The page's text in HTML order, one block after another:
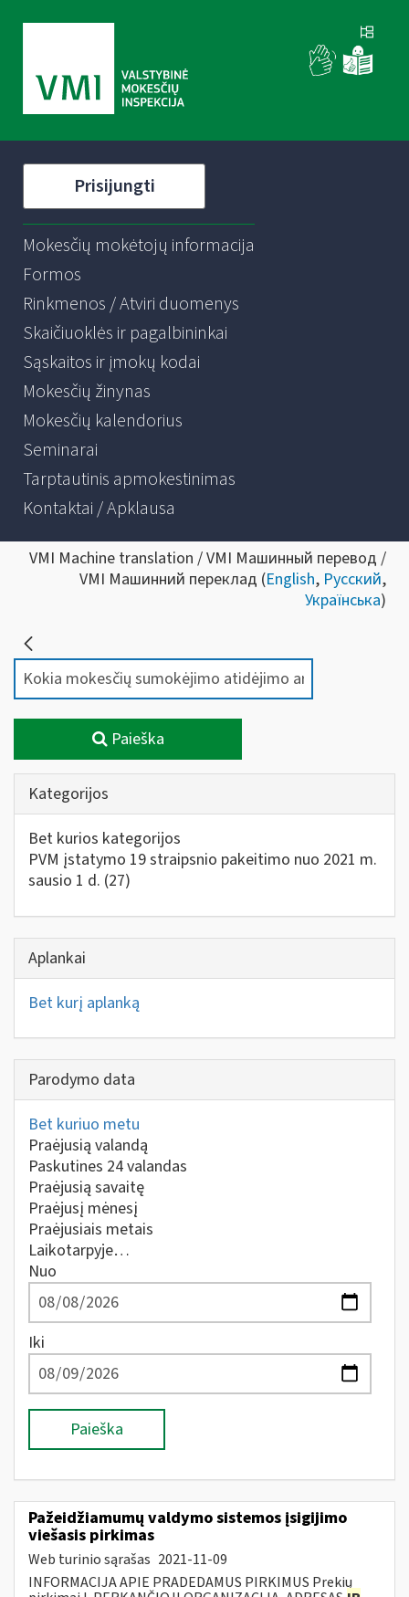
Prisijungti
Mokesčių mokėtojų informacija
Formos
Rinkmenos / Atviri duomenys
Skaičiuoklės ir pagalbininkai
Sąskaitos ir įmokų kodai
Mokesčių žinynas
Mokesčių kalendorius
Seminarai
Tarptautinis apmokestinimas
Kontaktai / Apklausa
VMI Machine translation / VMI Машинный перевод /
VMI Машинний переклад (English, Русский,
Українська)
Paieška
Kategorijos
Bet kurios kategorijos
PVM įstatymo 19 straipsnio pakeitimo nuo 2021 m.
sausio 1 d. (27)
Aplankai
Bet kurį aplanką
Parodymo data
Bet kuriuo metu
Praėjusią valandą
Paskutines 24 valandas
Praėjusią savaitę
Praėjusį mėnesį
Praėjusiais metais
Laikotarpyje…
Nuo
Iki
Paieška
Pažeidžiamumų valdymo sistemos įsigijimo
viešasis pirkimas
Web turinio sąrašas 2021-11-09
INFORMACIJA APIE PRADEDAMUS PIRKIMUS Prekių